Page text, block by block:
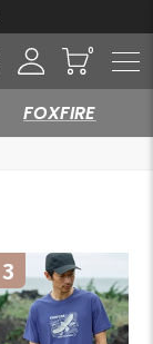
FOXFIRE